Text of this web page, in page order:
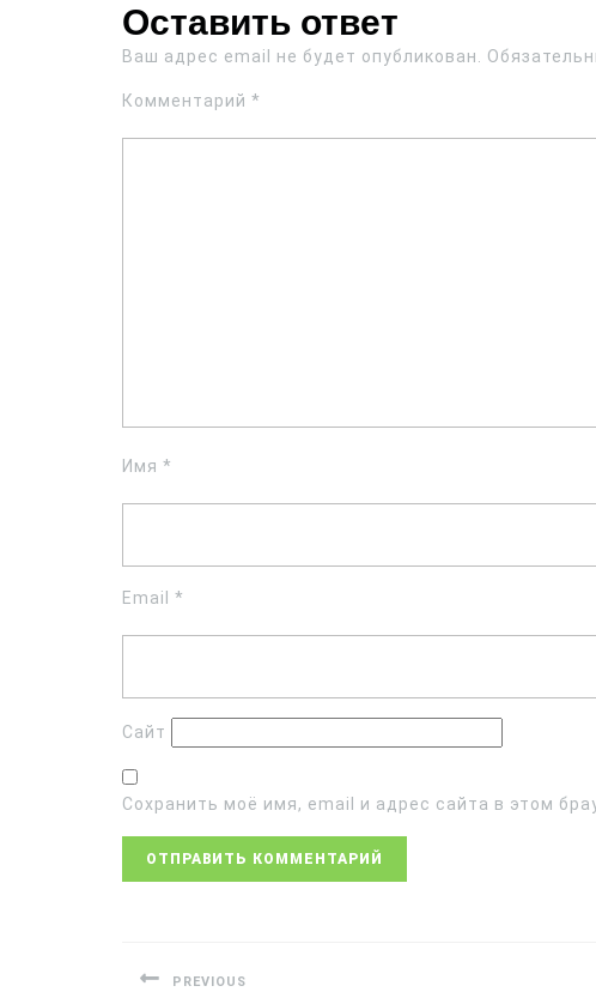
Оставить ответ
Ваш адрес email не будет опубликован.
Комментарий *
Имя *
Email *
Сайт
Сохранить моё имя, email и адрес сайта в этом
PREVIOUS